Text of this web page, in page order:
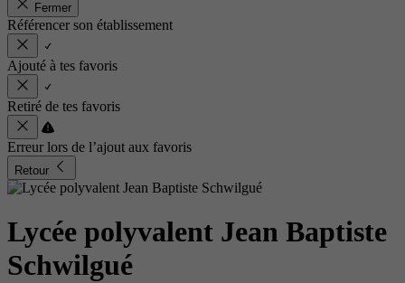
Fermer
Référencer son établissement
Ajouté à tes favoris
Retiré de tes favoris
Erreur lors de l’ajout aux favoris
Retour
Lycée polyvalent Jean Baptiste
Schwilgué